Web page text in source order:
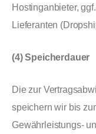
Hostinganbieter,
Lieferanten
(4) Speicherdauer
Die zur
speichern wir bis
Gewährleistungs-